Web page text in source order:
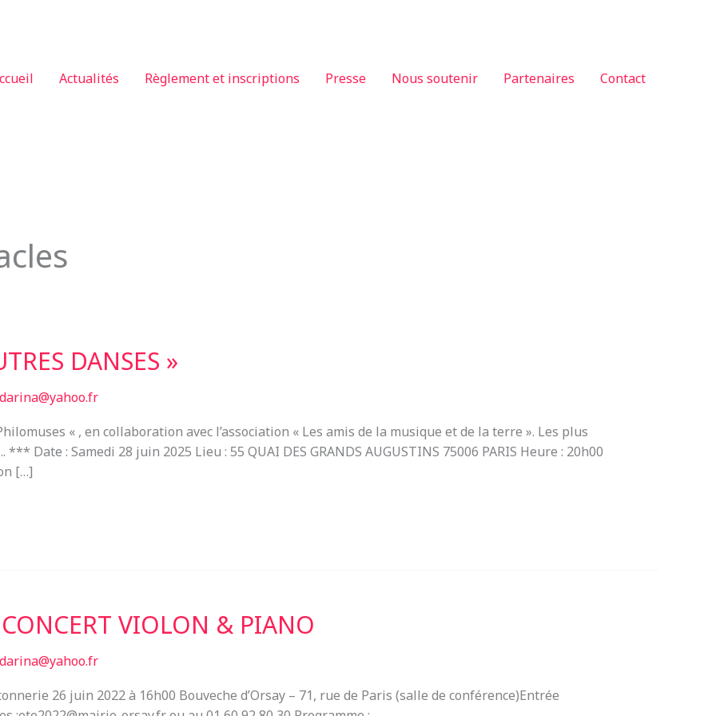
Actualités Règlement et inscriptions Presse Nous soutenir Partenaires Contact
DANSES »
« , en collaboration avec l’association « Les amis de la musique et de la terre ». Les plus
Date : Samedi 28 juin 2025 Lieu : 55 QUAI DES GRANDS AUGUSTINS 75006 PARIS Heure : 20h00
[…]
VIOLON & PIANO
26 juin 2022 à 16h00 Bouveche d’Orsay – 71, rue de Paris (salle de conférence)Entrée